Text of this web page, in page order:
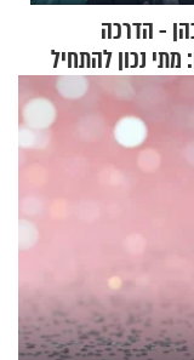
- הדרכה
נכון להתחיל